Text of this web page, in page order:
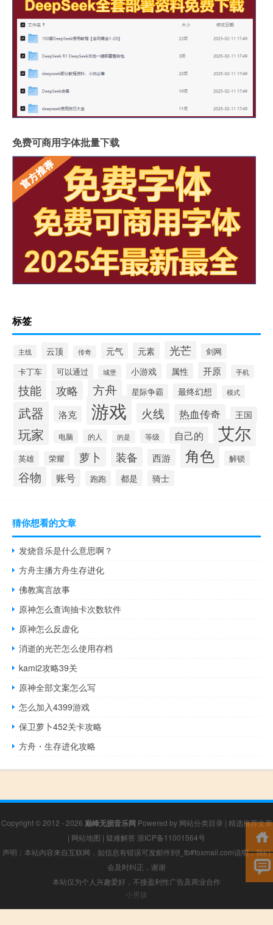
免费可商用字体批量下载
标签
主线 云顶 传奇 元气 元素 光芒
剑网
卡丁车
可以通过 城堡 小游戏 属性 开原 手机
技能 攻略 方舟 星际争霸 最终幻想 模式
武器 洛克 游戏 火线 热血传奇 王国
玩家 电脑 的人 的是 等级 自己的 艾尔
英雄 荣耀 萝卜 装备 西游 角色 解锁
谷物 账号 跑跑 都是 骑士
猜你想看的文章
发烧音乐是什么意思啊？
方舟主播方舟生存进化
佛教寓言故事
原神怎么查询抽卡次数软件
原神怎么反虚化
消逝的光芒怎么使用存档
kami2攻略39关
原神全部文案怎么写
怎么加入4399游戏
保卫萝卜452关卡攻略
方舟・生存进化攻略
Copyright © 2012 - 2026 巅峰无损音乐网 Powered by 网站分类目录 | 精选推荐文章
| 网站地图 | 疑难解答 浙ICP备11001564号
声明：本站内容来自互联网，如信息有错误可发邮件到f_fb#foxmail.com说明，我们
会及时纠正，谢谢
本站仅为个人兴趣爱好，不接盈利性广告及商业合作
小男孩